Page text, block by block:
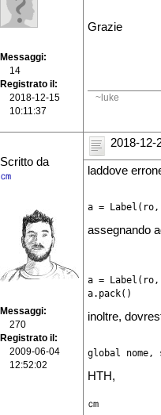
Messaggi
14
Registrato il
2018-12-15
10:11:37
Grazie
~luke
Scritto da
㎝
Messaggi
270
Registrato il
2009-06-04
12:52:02
2018-12-
laddove
a = Label(ro,
assegnando
a = Label(ro,
inoltre,
global
HTH,
㎝